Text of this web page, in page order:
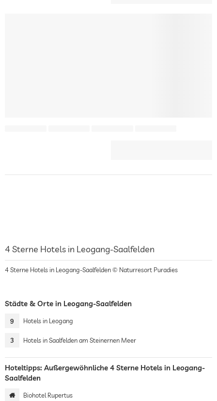
4 Sterne Hotels in Leogang-Saalfelden
4 Sterne Hotels in Leogang-Saalfelden © Naturresort Puradies
Städte & Orte in Leogang-Saalfelden
9 Hotels in Leogang
3 Hotels in Saalfelden am Steinernen Meer
Hoteltipps: Außergewöhnliche 4 Sterne Hotels in Leogang-
Saalfelden
Biohotel Rupertus